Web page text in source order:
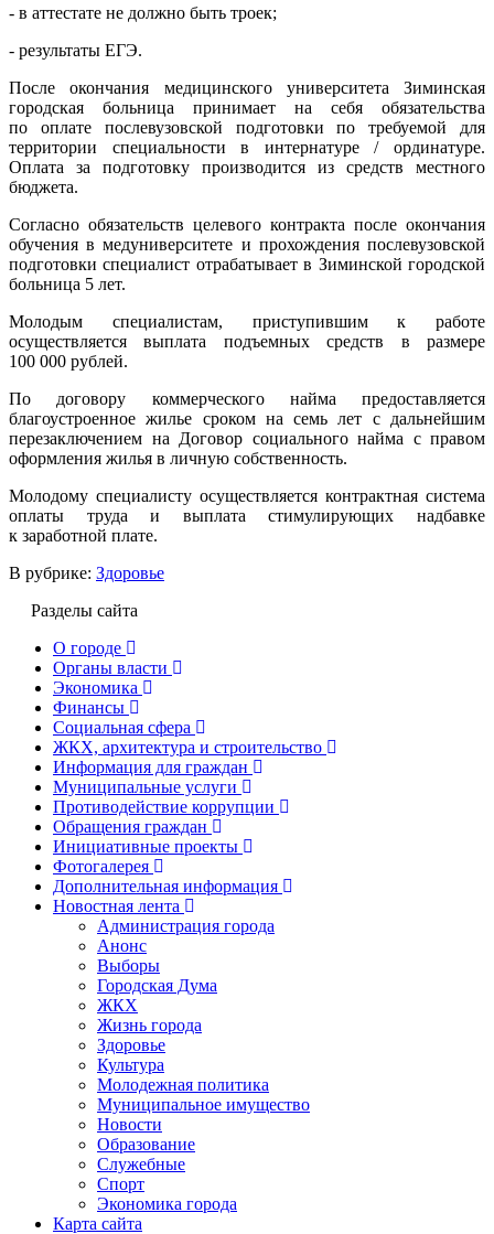
- в аттестате не должно быть троек;
- результаты ЕГЭ.
После окончания медицинского университета Зиминская
городская больница принимает на себя обязательства
по оплате послевузовской подготовки по требуемой для
территории специальности в интернатуре / ординатуре.
Оплата за подготовку производится из средств местного
бюджета.
Согласно обязательств целевого контракта после окончания
обучения в медуниверситете и прохождения послевузовской
подготовки специалист отрабатывает в Зиминской городской
больница 5 лет.
Молодым специалистам, приступившим к работе
осуществляется выплата подъемных средств в размере
100 000 рублей.
По договору коммерческого найма предоставляется
благоустроенное жилье сроком на семь лет с дальнейшим
перезаключением на Договор социального найма с правом
оформления жилья в личную собственность.
Молодому специалисту осуществляется контрактная система
оплаты труда и выплата стимулирующих надбавке
к заработной плате.
В рубрике: Здоровье
Разделы сайта
О городе
Органы власти
Экономика
Финансы
Социальная сфера
ЖКХ, архитектура и строительство
Информация для граждан
Муниципальные услуги
Противодействие коррупции
Обращения граждан
Инициативные проекты
Фотогалерея
Дополнительная информация
Новостная лента
Администрация города
Анонс
Выборы
Городская Дума
ЖКХ
Жизнь города
Здоровье
Культура
Молодежная политика
Муниципальное имущество
Новости
Образование
Служебные
Спорт
Экономика города
Карта сайта